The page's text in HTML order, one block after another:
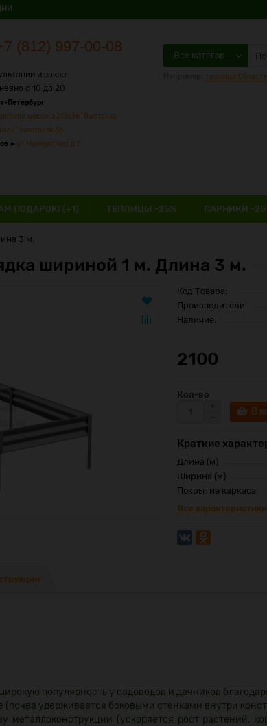
(812) 997-00-08
и заказ:
с 10 до 20
Петербург
шоссе д.212с36 "Выставка
участок №36
► ул.Маяковского д.8
Все категории
теплица
ПОДАРОК! (+1) ТЕПЛИЦЫ -25% ПАРНИКИ -
3 м.
шириной 1 м. Длина 3 м.
Код Товара:
Производители
Наличие:
2100
Кол-во
В
Краткие
Длина (м)
Ширина (м)
Покрытие каркаса
Все характеристики
популярность у садоводов и дачников
(почва удерживается боковыми стенками внутри
металлоконструкции (ускоряется рост растений,